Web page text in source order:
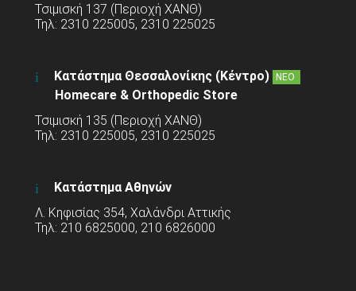
Τσιμισκή 137 (Περιοχή ΧΑΝΘ)
Τηλ: 2310 225005, 2310 225025
Κατάστημα Θεσσαλονίκης (Κέντρο) ΝΕΟ
Homecare & Orthopedic Store
Τσιμισκή 135 (Περιοχή ΧΑΝΘ)
Τηλ: 2310 225005, 2310 225025
Κατάστημα Αθηνών
Λ. Κηφισίας 354, Χαλάνδρι Αττικής
Τηλ: 210 6825000, 210 6826000